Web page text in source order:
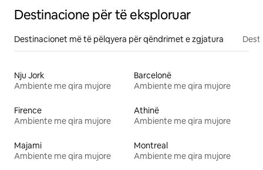
Destinacione për të eksploruar
Destinacionet më të pëlqyera për qëndrimet e zgjatura
Nju Jork
Ambiente me qira mujore
Barcelonë
Ambiente me qira mujore
Firence
Ambiente me qira mujore
Athinë
Ambiente me qira mujore
Majami
Ambiente me qira mujore
Montreal
Ambiente me qira mujore